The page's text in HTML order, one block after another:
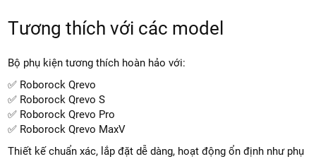
Tương thích với các model
Bộ phụ kiện tương thích hoàn hảo với:
✅ Roborock Qrevo
✅ Roborock Qrevo S
✅ Roborock Qrevo Pro
✅ Roborock Qrevo MaxV
Thiết kế chuẩn xác, lắp đặt dễ dàng, hoạt động ổn định như phụ